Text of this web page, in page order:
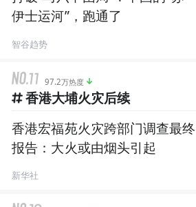
伊士运河”，跑通了
智谷趋势
97.2万热度
香港大埔火灾后续
香港宏福苑火灾跨部门调查最终
报告：大火或由烟头引起
新华社